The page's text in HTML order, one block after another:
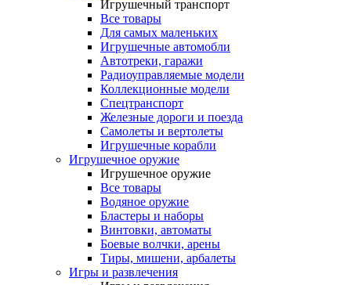
Игрушечный транспорт
Все товары
Для самых маленьких
Игрушечные автомобли
Автотреки, гаражи
Радиоуправляемые модели
Коллекционные модели
Спецтранспорт
Железные дороги и поезда
Самолеты и вертолеты
Игрушечные корабли
Игрушечное оружие
Игрушечное оружие
Все товары
Водяное оружие
Бластеры и наборы
Винтовки, автоматы
Боевые волчки, арены
Тиры, мишени, арбалеты
Игры и развлечения